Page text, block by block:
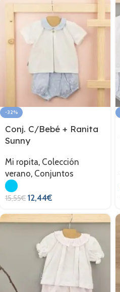
-32%
Conj. C/Bebé + Ranita
Sunny
Mi ropita, Colección
verano, Conjuntos
15,55€ 12,44€